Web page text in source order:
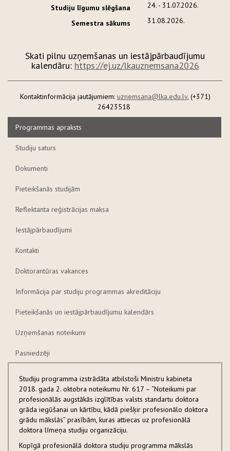
Studiju līgumu slēgšana
24. - 31.07.2026.
Semestra sākums
31.08.2026.
Skati pilnu uzņemšanas un iestājpārbaudījumu
kalendāru: https://ej.uz/lkauznemsana2026
Kontaktinformācija jautājumiem: uznemsana@lka.edu.lv, (+371)
26423518
Programmas apraksts
Studiju saturs
Dokumenti
Pieteikšanās studijām
Reflektanta reģistrācijas maksa
Iestājpārbaudījumi
Kontakti
Doktorantūras vakances
Informācija par studiju programmas akreditāciju
Pieteikšanās un iestājpārbaudījumu kalendārs
Uzņemšanas noteikumi
Pasniedzēji
Studiju programma izstrādāta atbilstoši Ministru kabineta
2018. gada 2. oktobra noteikumu Nr. 617 – “Noteikumi par
profesionālās augstākās izglītības valsts standartu doktora
grāda iegūšanai un kārtību, kādā piešķir profesionālo doktora
grādu mākslās” prasībām, kuras attiecas uz profesionālā
doktora līmeņa studiju organizāciju.
Kopīgā profesionālā doktora studiju programma mākslās